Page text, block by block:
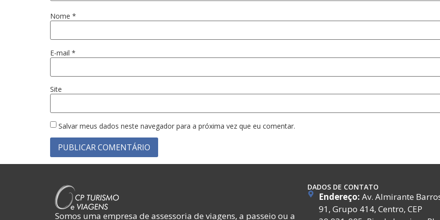
Nome *
E-mail *
Site
Salvar meus dados neste navegador para a próxima vez que eu comentar.
Somos uma empresa de assessoria de viagens, a passeio ou a
DADOS DE CONTATO
Endereço: Av. Almirante
91, Grupo 414, Centro, CEP